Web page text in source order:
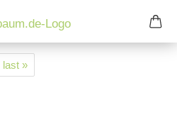
last »